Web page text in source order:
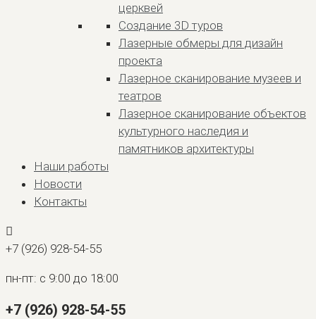
церквей
Создание 3D туров
Лазерные обмеры для дизайн
проекта
Лазерное сканирование музеев и
театров
Лазерное сканирование объектов
культурного наследия и
памятников архитектуры
Наши работы
Новости
Контакты
+7 (926) 928-54-55
пн-пт: с 9:00 до 18:00
+7 (926) 928-54-55